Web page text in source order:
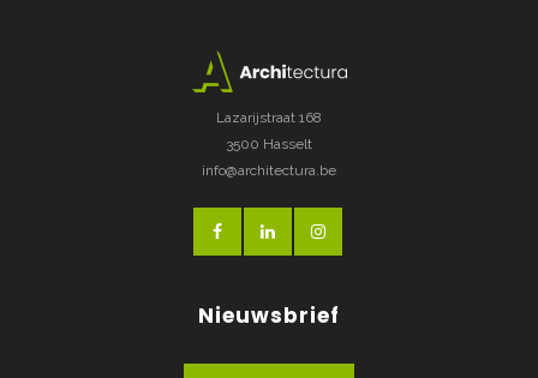
Lazarijstraat 168
3500 Hasselt
info@architectura.be
Nieuwsbrief